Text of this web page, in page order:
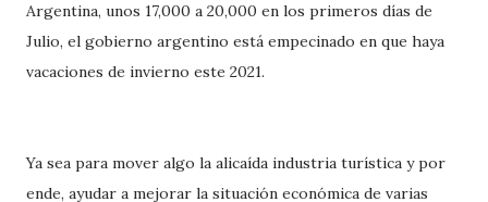
Argentina, unos 17,000 a 20,000 en los primeros días de
Julio, el gobierno argentino está empecinado en que haya
vacaciones de invierno este 2021.
Ya sea para mover algo la alicaída industria turística y por
ende, ayudar a mejorar la situación económica de varias